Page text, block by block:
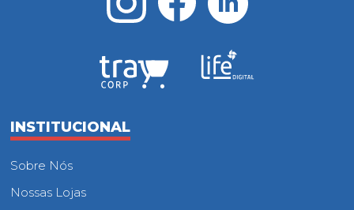
INSTITUCIONAL
Sobre Nós
Nossas Lojas